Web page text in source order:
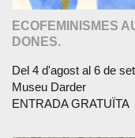
ECOFEMINISMES
DONES.
Del 4 d'agost al 6 de
Museu Darder
ENTRADA GRATUÏTA